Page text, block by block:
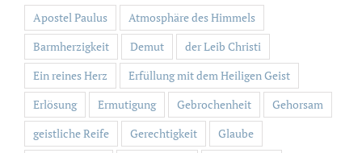
Apostel Paulus
Atmosphäre des Himmels
Barmherzigkeit
Demut
der Leib Christi
Ein reines Herz
Erfüllung mit dem Heiligen Geist
Erlösung
Ermutigung Gebrochenheit
Gehorsam
geistliche Reife
Gerechtigkeit
Glaube